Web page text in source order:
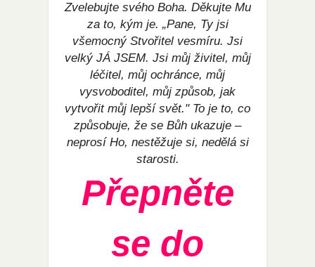
Zvelebujte svého Boha. Děkujte Mu
za to, kým je. „Pane, Ty jsi
všemocný Stvořitel vesmíru. Jsi
velký JÁ JSEM. Jsi můj živitel, můj
léčitel, můj ochránce, můj
vysvoboditel, můj způsob, jak
vytvořit můj lepší svět." To je to, co
způsobuje, že se Bůh ukazuje –
neprosí Ho, nestěžuje si, nedělá si
starosti.
Přepněte
se do